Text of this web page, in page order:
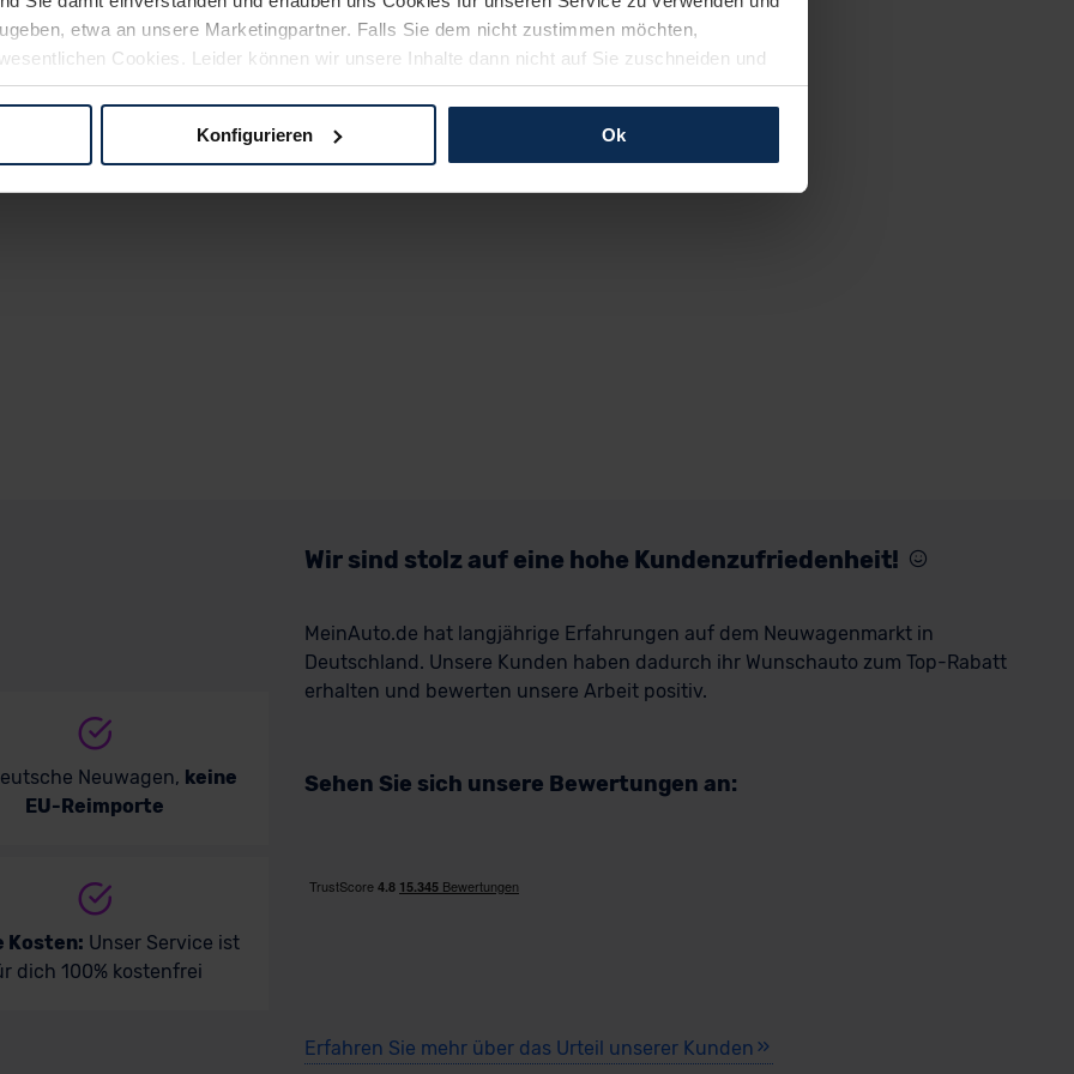
etwa an unsere Marketingpartner. Falls Sie dem nicht zustimmen möchten,
Cookies. Leider können wir unsere Inhalte dann nicht auf Sie zuschneiden und
Weg zu Ihrem Neuwagen unterstützen. Sie können die Einstellungen jederzeit anpassen
Konfigurieren Ok
Neuwagen, keine
EU-Reimporte
Kosten: Unser Service ist
dich 100% kostenfrei
Wir sind stolz auf eine hohe Kundenzufriedenheit!
MeinAuto.de hat langjährige Erfahrungen auf dem Neuwagenmarkt in
Deutschland. Unsere Kunden haben dadurch ihr Wunschauto zum Top-Rabatt
erhalten und bewerten unsere Arbeit positiv.
Sehen Sie sich unsere Bewertungen an:
Erfahren Sie mehr über das Urteil unserer Kunden